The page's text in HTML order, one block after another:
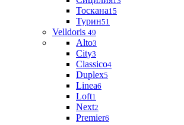
Тоскана15
Турин51
Velldoris 49
Alto3
City3
Classico4
Duplex5
Linea6
Loft1
Next2
Premier6